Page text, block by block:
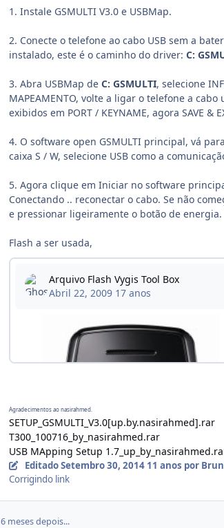
1. Instale GSMULTI V3.0 e USBMap.
2. Conecte o telefone ao cabo USB sem a
instalado, este é o caminho do driver: C:
3. Abra USBMap de C: GSMULTI, selecione
MAPEAMENTO, volte a ligar o telefone a
exibidos em PORT / KEYNAME, agora SAVE &
4. O software open GSMULTI principal, vá
caixa S / W, selecione USB como a
5. Agora clique em Iniciar no software
Conectando .. reconectar o cabo. Se não
e pressionar ligeiramente o botão de energia.
Flash a ser usada,
Agradecimentos ao nasirahmed.
SETUP_GSMULTI_V3.0[up.by.nasirahmed].rar
T300_100716_by_nasirahmed.rar
USB MApping Setup
EditadoSetembro 30, 2014 11 anos por
Corrigindo link
6 meses depois...